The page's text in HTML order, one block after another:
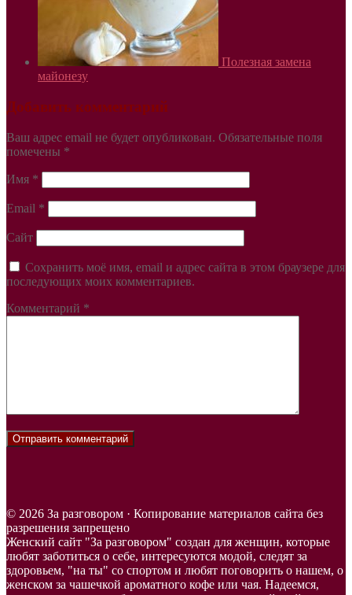
Полезная замена
майонезу
Добавить комментарий
Ваш адрес email не будет опубликован. Обязательные поля
помечены *
Имя *
Email *
Сайт
Сохранить моё имя, email и адрес сайта в этом браузере для
последующих моих комментариев.
Комментарий *
© 2026 За разговором · Копирование материалов сайта без
разрешения запрещено
Женский сайт "За разговором" создан для женщин, которые
любят заботиться о себе, интересуются модой, следят за
здоровьем, "на ты" со спортом и любят поговорить о нашем, о
женском за чашечкой ароматного кофе или чая. Надеемся,